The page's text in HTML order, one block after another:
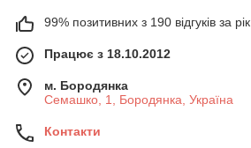
99% позитивних з 190 відгуків за рік
Працює з 18.10.2012
м. Бородянка
Семашко, 1, Бородянка, Україна
Контакти